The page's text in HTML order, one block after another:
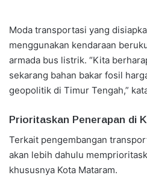
Moda transportasi yang
menggunakan kendaraan
armada bus listrik. “Kita
sekarang bahan bakar fosil
geopolitik di Timur Tengah,”
Prioritaskan Penerapan di
Terkait pengembangan
akan lebih dahulu
khususnya Kota Mataram.